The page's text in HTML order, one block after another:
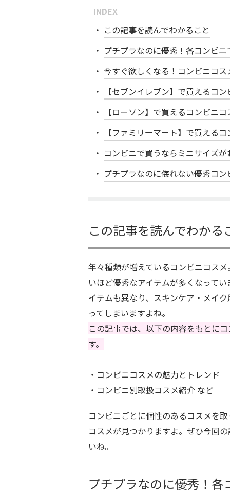
INDEX
この記事を読んでわかること
プチプラなのに優秀！各コンビ
今すぐ欲しくなる！コンビニコ
【セブンイレブン】で買えるコ
【ローソン】で買えるコンビニ
【ファミリーマート】で買える
コンビニで買うならミニサイズが
プチプラなのに侮れない優秀コ
この記事を読んでわかる
年々種類が増えているコンビニコス
いほど優秀なアイテムが多くなって
イテムも異なり、スキンケア・メイ
ってしまいますよね。
この記事では、以下の内容をもとに
す。
・コンビニコスメの魅力とトレンド
・コンビニ別取扱コスメ紹介 など
コンビニごとに個性のあるコスメを
コスメが見つかりますよ。ぜひ今回
いね。
プチプラなのに優秀！